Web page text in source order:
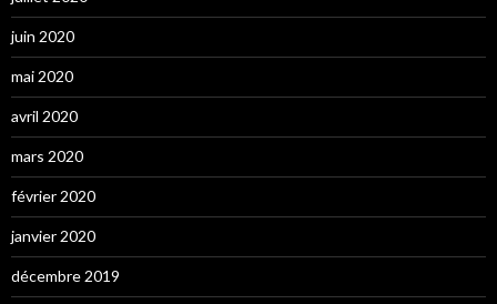
juin 2020
mai 2020
avril 2020
mars 2020
février 2020
janvier 2020
décembre 2019